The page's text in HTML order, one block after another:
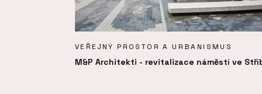
VEŘEJNÝ PROSTOR A URBANISMUS
M&P Architekti - revitalizace náměstí ve